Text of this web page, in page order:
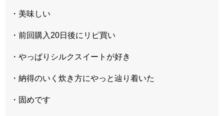
・美味しい
・前回購入20日後にリピ買い
・やっぱりシルクスイートが好き
・納得のいく炊き方にやっと辿り着いた
・固めです